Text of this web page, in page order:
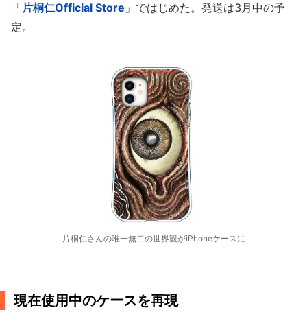
「片桐仁Official Store 」ではじめた。発送は3月中の予
定。
片桐仁さんの唯一無二の世界観がiPhoneケースに
現在使用中のケースを再現